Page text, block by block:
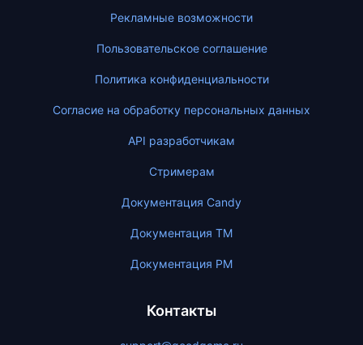
Рекламные возможности
Пользовательское соглашение
Политика конфиденциальности
Согласие на обработку персональных данных
API разработчикам
Стримерам
Документация Candy
Документация ТМ
Документация PM
Контакты